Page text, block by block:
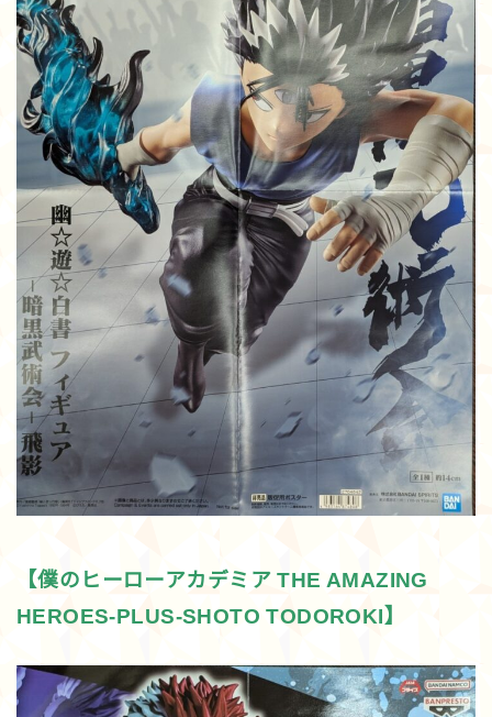
【僕のヒーローアカデミア THE AMAZING
HEROES-PLUS-SHOTO TODOROKI】